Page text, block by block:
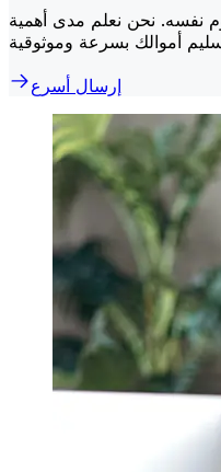
نفسه. نحن نعلم مدى أهمية
إرسال أسرع